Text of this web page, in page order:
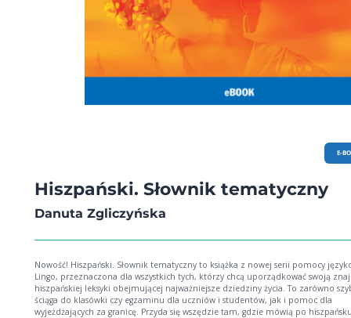
E-
Hiszpański. Słownik tematyczny
Danuta Zgliczyńska
Nowość! Hiszpański. Słownik tematyczny to książka z nowej serii pomocy
Lingo, przeznaczona dla wszystkich tych, którzy chcą uporządkować swoją
hiszpańskiej leksyki obejmującej najważniejsze dziedziny życia. To zarówno
ściąga do klasówki czy egzaminu dla uczniów i studentów, jak i pomoc dla
wyjeżdżających za granicę. Przyda się wszędzie tam, gdzie mówią po